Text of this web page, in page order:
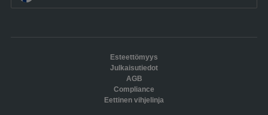
Esteettömyys
Julkaisutiedot
AGB
Compliance
Eettinen vihjelinja